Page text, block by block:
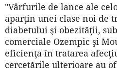
"Vârfurile de lance ale
aparţin unei clase noi de
diabetului şi obezităţii,
comerciale Ozempic şi
eficienţa în tratarea
cercetările ulterioare au